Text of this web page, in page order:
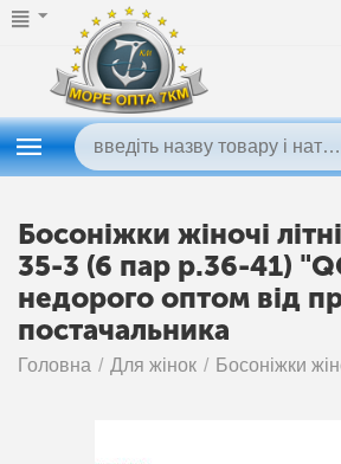
Босоніжки жіночі
35-3 (6 пар р.36-41)
недорого оптом від
постачальника
Головна / Для жінок / Босоніжки